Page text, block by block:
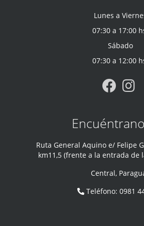
Lunes a
07:30 a 17:00
Sábado
07:30 a 12:00
Ruta General Aquino e/ Felipe
km11,5 (frente a la entrada de
Central,
Teléfono:0981